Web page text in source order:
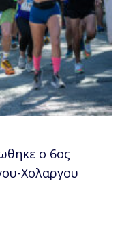
ο 6ος
Χολαργου